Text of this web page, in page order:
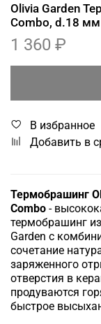
Olivia Garden
Combo, d.18 мм
1 360 ₽
В избранное
Добавить в
Термобрашинг
Combo -
термобрашинг
Garden с
сочетание
заряженного
отверстия в
продуваются
быстрое